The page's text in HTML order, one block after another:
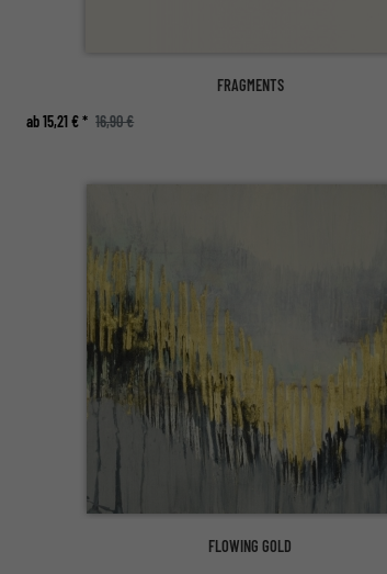
FRAGMENTS
ab 15,21 € * 16,90 €
FLOWING GOLD